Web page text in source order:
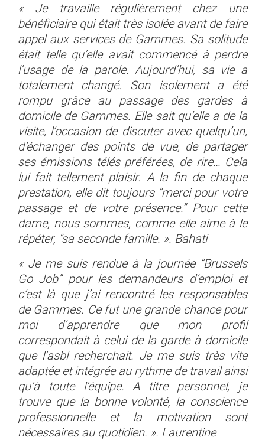
« Je travaille régulièrement chez une
bénéficiaire qui était très isolée avant de faire
appel aux services de Gammes. Sa solitude
était telle qu’elle avait commencé à perdre
l’usage de la parole. Aujourd’hui, sa vie a
totalement changé. Son isolement a été
rompu grâce au passage des gardes à
domicile de Gammes. Elle sait qu’elle a de la
visite, l’occasion de discuter avec quelqu’un,
d’échanger des points de vue, de partager
ses émissions télés préférées, de rire… Cela
lui fait tellement plaisir. A la fin de chaque
prestation, elle dit toujours “merci pour votre
passage et de votre présence.” Pour cette
dame, nous sommes, comme elle aime à le
répéter, “sa seconde famille. ». Bahati
« Je me suis rendue à la journée “Brussels
Go Job” pour les demandeurs d’emploi et
c’est là que j’ai rencontré les responsables
de Gammes. Ce fut une grande chance pour
moi d’apprendre que mon profil
correspondait à celui de la garde à domicile
que l’asbl recherchait. Je me suis très vite
adaptée et intégrée au rythme de travail ainsi
qu’à toute l’équipe. A titre personnel, je
trouve que la bonne volonté, la conscience
professionnelle et la motivation sont
nécessaires au quotidien. ». Laurentine